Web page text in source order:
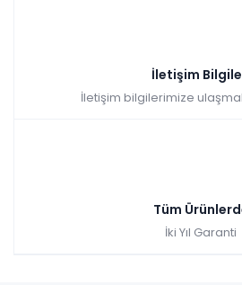
İletişim
İletişim bilgilerimize ulaşmak
Tüm
İki Yıl Garanti